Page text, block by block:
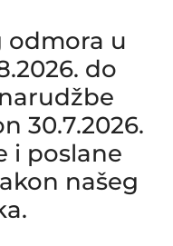
odmora u
do
30.7.2026.
i poslane
našeg